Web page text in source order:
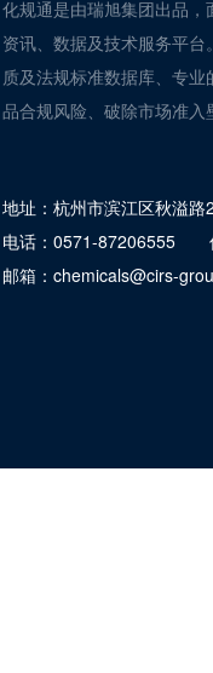
化规通是由瑞旭集团出品
资讯、数据及技术服务平
质及法规标准数据库、专
品合规风险、破除市场准入
地址： 杭州市滨江区秋溢
电话： 0571-87206555
邮箱： chemicals@cirs-